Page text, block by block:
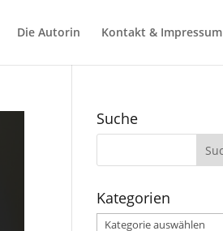
Die Autorin Kontakt & Impressum
Suche
Kategorien
Kategorien